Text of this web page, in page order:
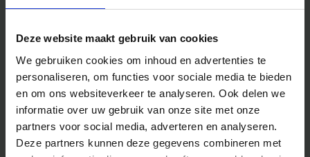
Deze website maakt gebruik van cookies
We gebruiken cookies om inhoud en advertenties te
personaliseren, om functies voor sociale media te bieden
en om ons websiteverkeer te analyseren. Ook delen we
informatie over uw gebruik van onze site met onze
partners voor social media, adverteren en analyseren.
Deze partners kunnen deze gegevens combineren met